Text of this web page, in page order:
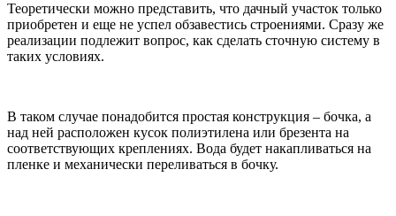
Теоретически можно представить, что дачный участок только
приобретен и еще не успел обзавестись строениями. Сразу же
реализации подлежит вопрос, как сделать сточную систему в
таких условиях.
В таком случае понадобится простая конструкция – бочка, а
над ней расположен кусок полиэтилена или брезента на
соответствующих креплениях. Вода будет накапливаться на
пленке и механически переливаться в бочку.